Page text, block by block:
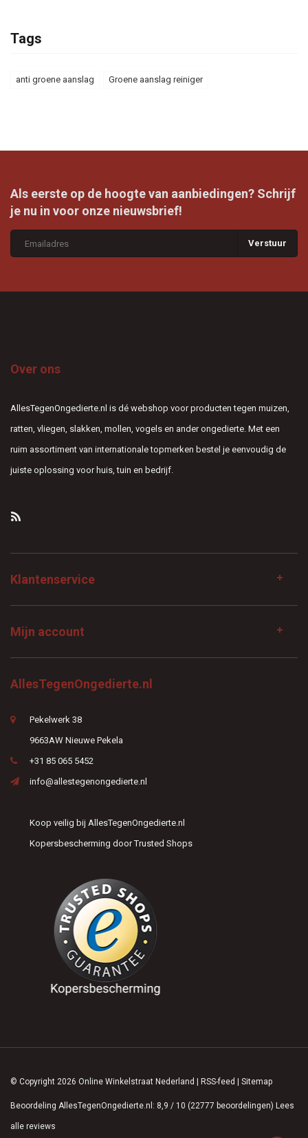
Tags
anti groene aanslag Groene aanslag reiniger
Als eerste op de hoogte van aanbiedingen? Schrijf
je nu in voor onze nieuwsbrief!
Verstuur
Over ons
AllesTegenOngedierte.nl is dé webshop voor producten tegen muizen,
ratten, vliegen, slakken, mollen, vogels en ander ongedierte. Met een
ruim assortiment van internationale topmerken bestel je eenvoudig de
juiste oplossing voor huis, tuin en bedrijf.
Klantenservice
Mijn account
AllesTegenOngedierte.nl
Pekelwerk 38
9663AW Nieuwe Pekela
+31 85 065 5452
info@allestegenongedierte.nl
Koop veilig bij AllesTegenOngedierte.nl
Kopersbescherming door Trusted Shops
© Copyright 2026 Online Winkelstraat Nederland | RSS-feed | Sitemap
Beoordeling AllesTegenOngedierte.nl : 8,9 / 10 (22777 beoordelingen) Lees
alle reviews